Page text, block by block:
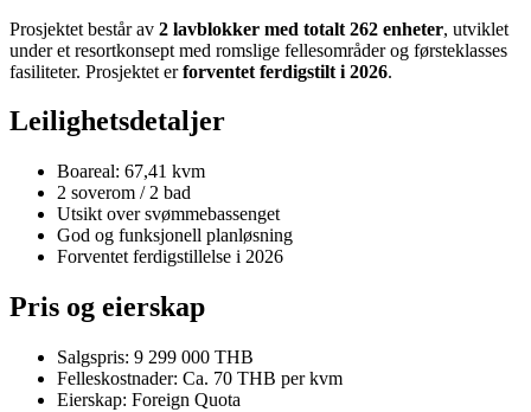
Prosjektet består av 2 lavblokker med totalt 262 enheter, utviklet
under et resortkonsept med romslige fellesområder og førsteklasses
fasiliteter. Prosjektet erforventet ferdigstilt i 2026.
Leilighetsdetaljer
Boareal: 67,41 kvm
2 soverom / 2 bad
Utsikt over svømmebassenget
God og funksjonell planløsning
Forventet ferdigstillelse i 2026
Pris og eierskap
Salgspris: 9 299 000 THB
Felleskostnader: Ca. 70 THB per kvm
Eierskap: Foreign Quota